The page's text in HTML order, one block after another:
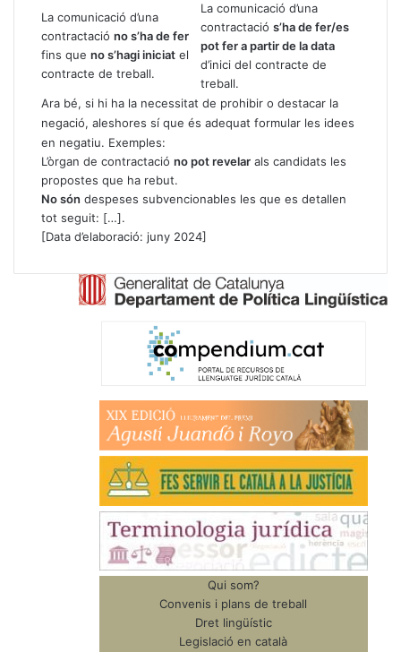
La comunicació d’una
contractació no s’ha de fer
fins que no s’hagi iniciat el
contracte de treball.
La comunicació d’una
contractació s’ha de fer/es
pot fer a partir de la data
d’inici del contracte de
treball.
Ara bé, si hi ha la necessitat de prohibir o destacar la
negació, aleshores sí que és adequat formular les idees
en negatiu. Exemples:
L’òrgan de contractació no pot revelar als candidats les
propostes que ha rebut.
No són despeses subvencionables les que es detallen
tot seguit: […].
[Data d’elaboració: juny 2024]
Qui som?
Convenis i plans de treball
Dret lingüístic
Legislació en català